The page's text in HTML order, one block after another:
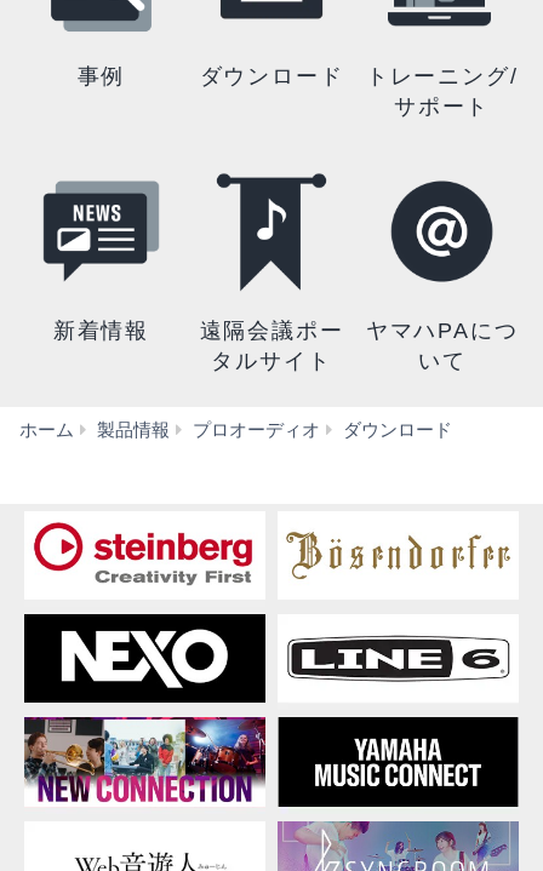
事例 ダウンロード
トレーニング/
サポート
新着情報
遠隔会議ポー
タルサイト
ヤマハPAにつ
いて
ホーム 製品情報 プロオーディオ ダウンロード